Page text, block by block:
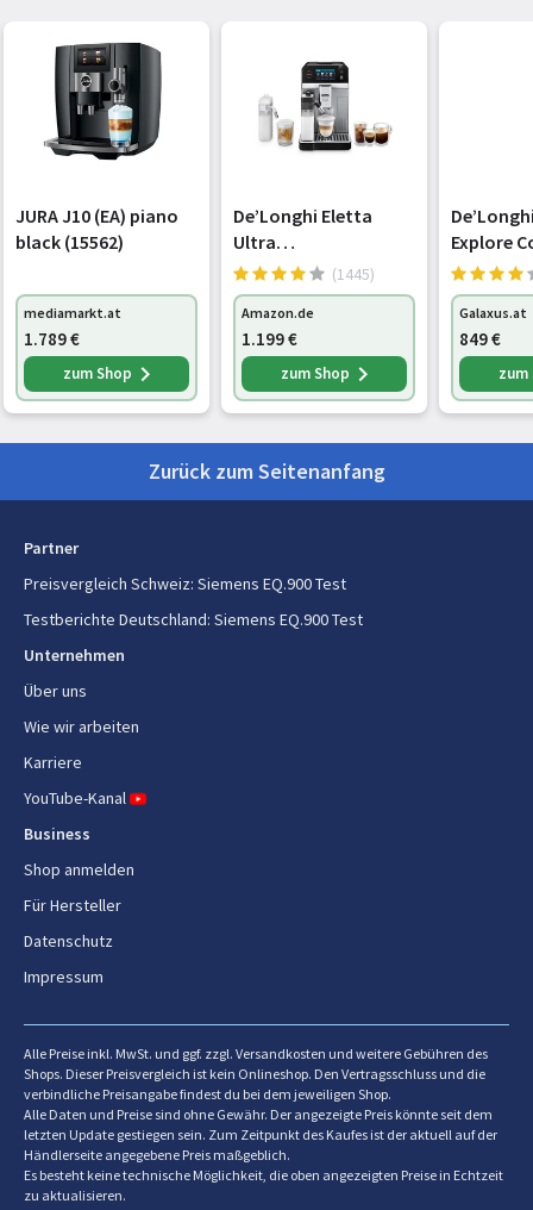
Milchtank
Milchtank-Kapazität 0,7 l
Art der Milchzugabe
2
Anzahl der gleichzeitig
aufbrühbaren Becher
2
Heißwassersystem Ja
Ja
Temperaturregelungstyp Elektronisch
Tassenwärmer
Programmierbar
Reinigungsprogramm für das
Spülmaschinenfeste Teile
Filterkompatibilität
Ergonomie
Steuerung Berührung, Kabellos
Eingebautes Display Ja
Display-Typ TFT
Farbdisplay
JURA J10 (EA) piano
black (15562)
mediamarkt.at
1.789€
zum Shop
De’Longhi Eletta
Ultra
Kaffeevollautomat
NEU - LatteCrema
Milchsystem, 50+
heiße & kalte
Getränke, besonders
leise, intuitives Farb-
(1445)
Amazon.de
1.199€
zum Shop
Explore
Grau
Galaxus.at
849€
Zurück zum Seitenanfang
Partner
Preisvergleich Schweiz: Siemens EQ.900 Test
Testberichte Deutschland: Siemens EQ.900 Test
Unternehmen
Über uns
Wie wir arbeiten
Karriere
YouTube-Kanal
Business
Shop anmelden
Für Hersteller
Datenschutz
Impressum
Alle Preise inkl. MwSt. und ggf. zzgl. Versandkosten und weitere Gebühren des
Shops. Dieser Preisvergleich ist kein Onlineshop. Den Vertragsschluss und die
verbindliche Preisangabe findest du bei dem jeweiligen Shop.
Alle Daten und Preise sind ohne Gewähr. Der angezeigte Preis könnte seit dem
letzten Update gestiegen sein. Zum Zeitpunkt des Kaufes ist der aktuell auf der
Händlerseite angegebene Preis maßgeblich.
Es besteht keine technische Möglichkeit, die oben angezeigten Preise in Echtzeit
zu aktualisieren.